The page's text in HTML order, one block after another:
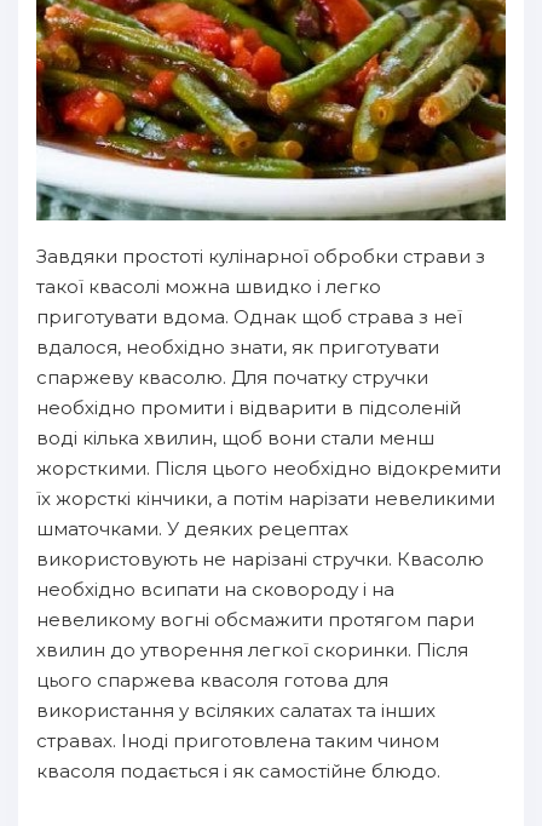
Завдяки простоті кулінарної обробки страви з
такої квасолі можна швидко і легко
приготувати вдома. Однак щоб страва з неї
вдалося, необхідно знати, як приготувати
спаржеву квасолю. Для початку стручки
необхідно промити і відварити в підсоленій
воді кілька хвилин, щоб вони стали менш
жорсткими. Після цього необхідно відокремити
їх жорсткі кінчики, а потім нарізати невеликими
шматочками. У деяких рецептах
використовують не нарізані стручки. Квасолю
необхідно всипати на сковороду і на
невеликому вогні обсмажити протягом пари
хвилин до утворення легкої скоринки. Після
цього спаржева квасоля готова для
використання у всіляких салатах та інших
стравах. Іноді приготовлена таким чином
квасоля подається і як самостійне блюдо.